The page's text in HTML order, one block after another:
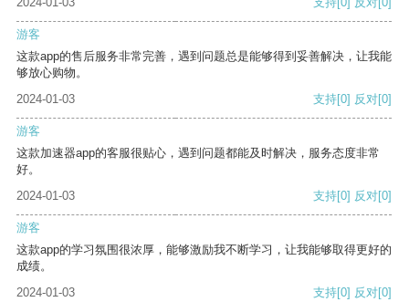
游客
这款app的售后服务非常完善，遇到问题总是能够得到妥善解决，让我能
够放心购物。
2024-01-03
支持[0] 反对[0]
游客
这款加速器app的客服很贴心，遇到问题都能及时解决，服务态度非常
好。
2024-01-03
支持[0] 反对[0]
游客
这款app的学习氛围很浓厚，能够激励我不断学习，让我能够取得更好的
成绩。
2024-01-03
支持[0] 反对[0]